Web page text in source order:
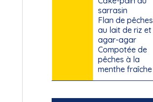
sarrasin
Flan de pêches
au lait de riz et
agar-agar
Compotée de
pêches à la
menthe fraîche